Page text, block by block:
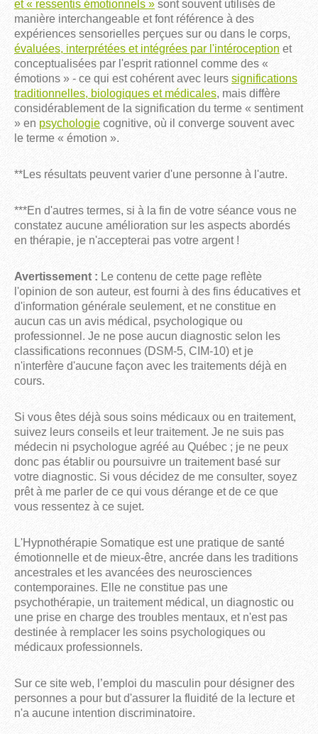
et « ressentis émotionnels » sont souvent utilisés de
manière interchangeable et font référence à des
expériences sensorielles perçues sur ou dans le corps,
évaluées, interprétées et intégrées par l'intéroception et
conceptualisées par l'esprit rationnel comme des «
émotions » - ce qui est cohérent avec leurs significations
traditionnelles, biologiques et médicales, mais diffère
considérablement de la signification du terme « sentiment
» en psychologie cognitive, où il converge souvent avec
le terme « émotion ».
**Les résultats peuvent varier d'une personne à l'autre.
***En d'autres termes, si à la fin de votre séance vous ne
constatez aucune amélioration sur les aspects abordés
en thérapie, je n'accepterai pas votre argent !
Avertissement : Le contenu de cette page reflète
l'opinion de son auteur, est fourni à des fins éducatives et
d'information générale seulement, et ne constitue en
aucun cas un avis médical, psychologique ou
professionnel. Je ne pose aucun diagnostic selon les
classifications reconnues (DSM-5, CIM-10) et je
n'interfère d'aucune façon avec les traitements déjà en
cours.
Si vous êtes déjà sous soins médicaux ou en traitement,
suivez leurs conseils et leur traitement. Je ne suis pas
médecin ni psychologue agréé au Québec ; je ne peux
donc pas établir ou poursuivre un traitement basé sur
votre diagnostic. Si vous décidez de me consulter, soyez
prêt à me parler de ce qui vous dérange et de ce que
vous ressentez à ce sujet.
L'Hypnothérapie Somatique est une pratique de santé
émotionnelle et de mieux-être, ancrée dans les traditions
ancestrales et les avancées des neurosciences
contemporaines. Elle ne constitue pas une
psychothérapie, un traitement médical, un diagnostic ou
une prise en charge des troubles mentaux, et n'est pas
destinée à remplacer les soins psychologiques ou
médicaux professionnels.
Sur ce site web, l’emploi du masculin pour désigner des
personnes a pour but d'assurer la fluidité de la lecture et
n'a aucune intention discriminatoire.